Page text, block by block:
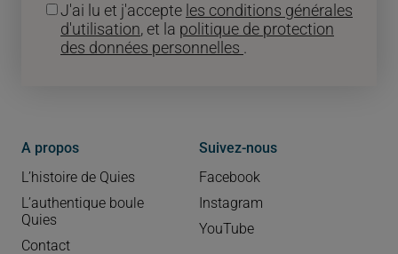
A propos
L’histoire de Quies
L’authentique boule
Quies
Contact
Suivez-nous
Facebook
Instagram
YouTube
J'ai lu et j'accepte les conditions générales
d'utilisation, et la politique de protection
des données personnelles .